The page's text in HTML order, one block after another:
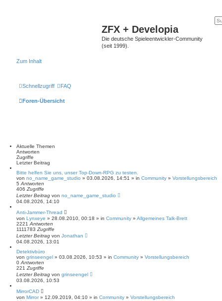
ZFX + Developia
Die deutsche Spieleentwickler-Community
(seit 1999).
Zum Inhalt
Schnellzugriff FAQ
Foren-Übersicht
Aktuelle Themen
Antworten
Zugriffe
Letzter Beitrag
Bitte helfen Sie uns, unser Top-Down-RPG zu testen.
von no_name_game_studio » 03.08.2026, 14:51 » in Community » Vorstellungsbereich
5 Antworten
406 Zugriffe
Letzter Beitrag von no_name_game_studio
04.08.2026, 14:10
Anti-Jammer-Thread
von Lynxeye » 28.08.2010, 00:18 » in Community » Allgemeines Talk-Brett
2221 Antworten
1111783 Zugriffe
Letzter Beitrag von Jonathan
04.08.2026, 13:01
Detektivbüro
von grinseengel » 03.08.2026, 10:53 » in Community » Vorstellungsbereich
0 Antworten
221 Zugriffe
Letzter Beitrag von grinseengel
03.08.2026, 10:53
MirrorCAD
von Mirror» 12.09.2019, 04:10 » in Community » Vorstellungsbereich